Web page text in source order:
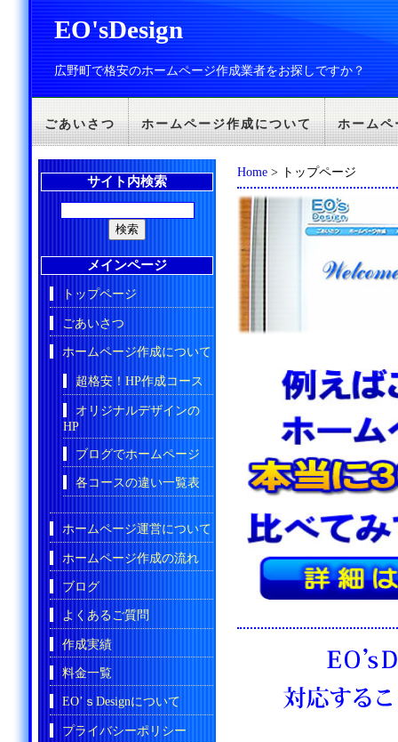
EO'sDesign
広野町で格安のホームページ作成業者をお探しですか？
ごあいさつ ホームページ作成について ホームペ
Home > トップページ
サイト内検索
メインページ
トップページ
ごあいさつ
ホームページ作成について
超格安！HP作成コース
オリジナルデザインの
HP
ブログでホームページ
各コースの違い一覧表
ホームページ運営について
ホームページ作成の流れ
ブログ
よくあるご質問
作成実績
料金一覧
EO’ｓDesignについて
プライバシーポリシー